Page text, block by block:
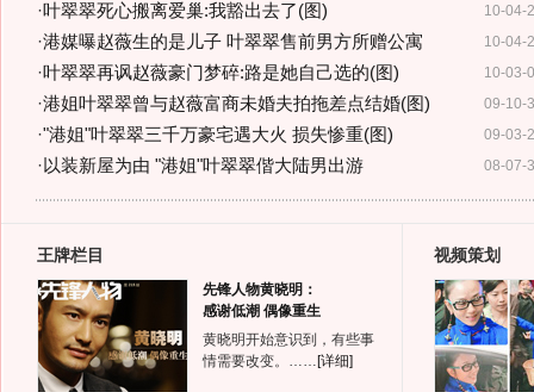
10-04-
·叶翠翠死心搬离爱巢:我豁出去了(图)
10-04-
·港媒曝赵薇生的是儿子 叶翠翠售前男方所赠公寓
10-03-
·叶翠翠再讽赵薇豪门梦碎:路是她自己选的(图)
09-10-
·港姐叶翠翠曾与赵薇富商未婚夫拍拖差点结婚(图)
09-03-
·"港姐"叶翠翠三千万豪宅遇大火 损失惨重(图)
08-07-
·以装新屋为由 "港姐"叶翠翠偕大陆男出游
王牌栏目
先锋人物黄晓明：
感谢低潮 偶像重生
黄晓明开始意识到，有些事
情需要改变。…… [详细]
视频策划